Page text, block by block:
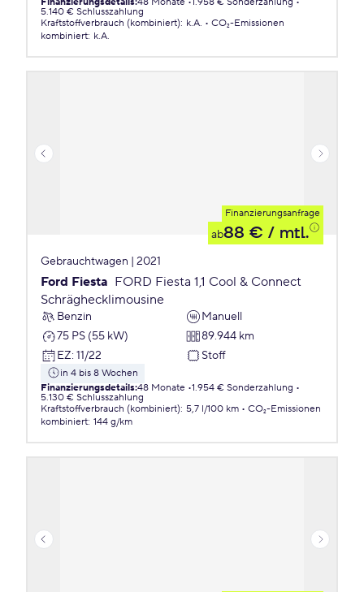
5.140 € Schlusszahlung
Kraftstoffverbrauch (kombiniert): k.A.
CO₂-Emissionen
kombiniert: k.A.
Finanzierungsanfrage
ab88 € / mtl.
Gebrauchtwagen | 2021
Ford Fiesta FORD Fiesta 1,1 Cool & Connect
Schräghecklimousine
Benzin
Manuell
75 PS (55 kW)
89.944 km
EZ: 11/22 Stoff
in 4 bis 8 Wochen
Finanzierungsdetails:48 Monate 1.954 € Sonderzahlung
5.130 € Schlusszahlung
Kraftstoffverbrauch (kombiniert): 5,7 l/100 km
CO₂-Emissionen
kombiniert: 144 g/km